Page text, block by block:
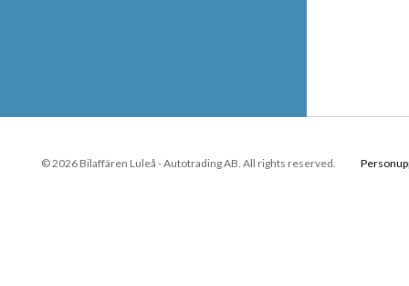
© 2026 Bilaffären Luleå - Autotrading AB. All rights reserved.